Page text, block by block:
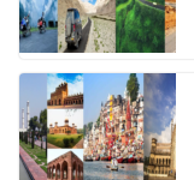
b
o
o
k